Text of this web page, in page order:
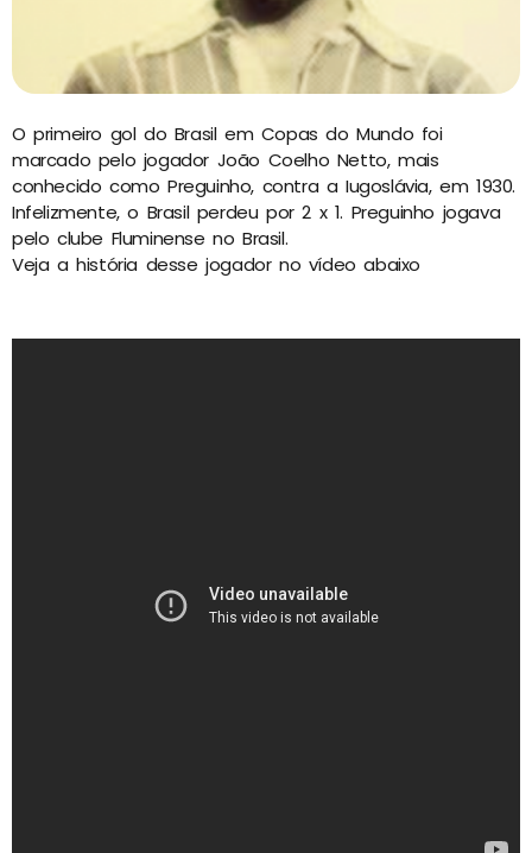
O primeiro gol do Brasil em Copas do Mundo foi
marcado pelo jogador João Coelho Netto, mais
conhecido como Preguinho, contra a Iugoslávia, em 1930.
Infelizmente, o Brasil perdeu por 2 x 1. Preguinho jogava
pelo clube Fluminense no Brasil.
Veja a história desse jogador no vídeo abaixo